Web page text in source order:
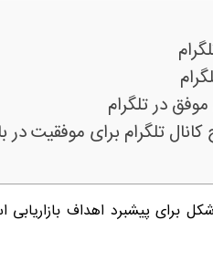
تلگرام برای موفقیت در
برای پیشبرد اهداف بازاریابی